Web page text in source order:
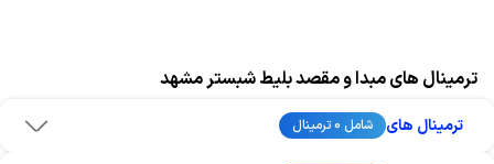
ترمینال های مبدا و مقصد بلیط شبستر مشهد
ترمینال های شامل 0 ترمینال